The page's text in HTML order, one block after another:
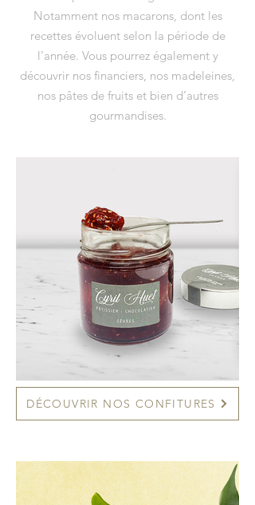
Notamment nos macarons, dont les
recettes évoluent selon la période de
l’année. Vous pourrez également y
découvrir nos financiers, nos madeleines,
nos pâtes de fruits et bien d’autres
gourmandises.
DÉCOUVRIR NOS CONFITURES